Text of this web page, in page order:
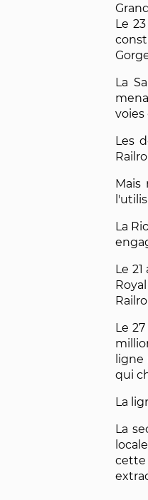
Le
La
voies
Les
Mais
La
Le
Le
qui
La
La